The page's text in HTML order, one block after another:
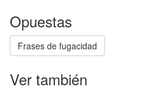
Opuestas
Frases de fugacidad
Ver también